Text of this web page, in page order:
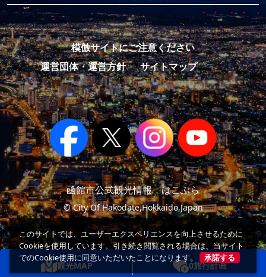
観光MAP 0旅行計画
模倣サイトにご注意ください
運営団体・運営方針
サイトマップ
函館市公式観光情報 はこぶら
© City Of Hakodate,Hokkaido,Japan
このサイトでは、ユーザーエクスペリエンスを向上させるために
Cookieを使用しています。引き続き閲覧される場合は、当サイト
でのCookie使用に同意いただいたことになります。
承諾する